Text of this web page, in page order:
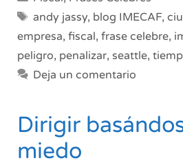
Etiquetas
andy jassy, blog IMECAF,
empresa, fiscal, frase celebre,
peligro, penalizar, seattle,
Deja un comentario
Dirigir
miedo